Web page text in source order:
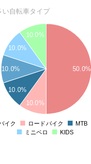
い自転車タイプ
50.0%
10.0%
10.0%
10.0%
10.0%
10.0%
0
イク ロードバイク MTB
ミニベロ
KIDS